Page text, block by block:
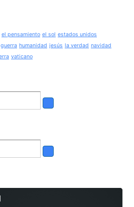
el pensamiento el sol estados unidos
guerra humanidad jesús la verdad navidad
vaticano